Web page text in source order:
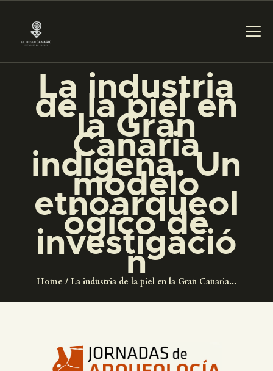
La industria
de la piel en
la Gran
Canaria
indígena. Un
modelo
etnoarqueol
ógico de
investigació
n
Home La industria de la piel en la Gran Canaria...
PREPARAR LA VISITA
ACTIVIDADES
█
EL MUSEO
COLECCIONES
DIDÁCTICA
PREPARAR LA VISITA